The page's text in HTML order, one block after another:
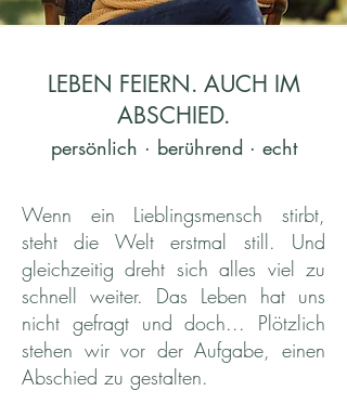
LEBEN FEIERN. AUCH IM
ABSCHIED.
persönlich · berührend · echt
Wenn ein Lieblingsmensch stirbt,
steht die Welt erstmal still. Und
gleichzeitig dreht sich alles viel zu
schnell weiter. Das Leben hat uns
nicht gefragt und doch... Plötzlich
stehen wir vor der Aufgabe, einen
Abschied zu gestalten.